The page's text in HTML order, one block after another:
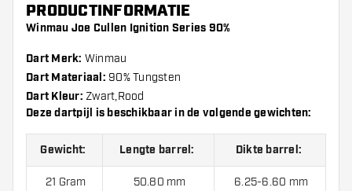
PRODUCTINFORMATIE
Winmau Joe Cullen Ignition Series 90%
Dart Merk: Winmau
Dart Materiaal: 90% Tungsten
Dart Kleur: Zwart,Rood
Deze dartpijl is beschikbaar in de volgende gewichten:
Gewicht: Lengte barrel: Dikte barrel:
21 Gram 50.80 mm 6.25-6.60 mm